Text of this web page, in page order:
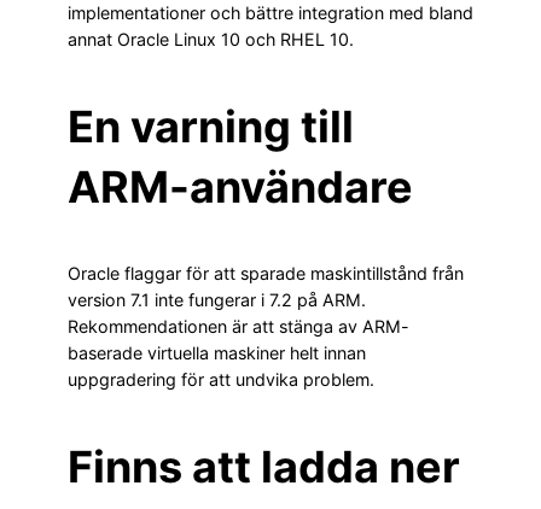
implementationer och bättre integration med bland
annat Oracle Linux 10 och RHEL 10.
En varning till
ARM-användare
Oracle flaggar för att sparade maskintillstånd från
version 7.1 inte fungerar i 7.2 på ARM.
Rekommendationen är att stänga av ARM-
baserade virtuella maskiner helt innan
uppgradering för att undvika problem.
Finns att ladda ner